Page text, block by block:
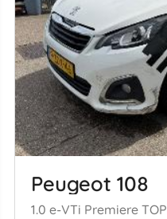
Peugeot 108
1.0 e-VTi Premiere TOP